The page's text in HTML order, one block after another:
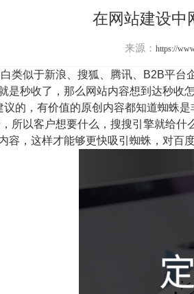
在网站建设中
来源： https://
类似于新浪、搜狐、腾讯、B2B平台
是秒收了，那么网站内容想到达秒收
的，有价值的原创内容都知道蜘蛛
所以客户想要什么，搜搜引擎就给
容，这样才能够更快吸引蜘蛛，对百